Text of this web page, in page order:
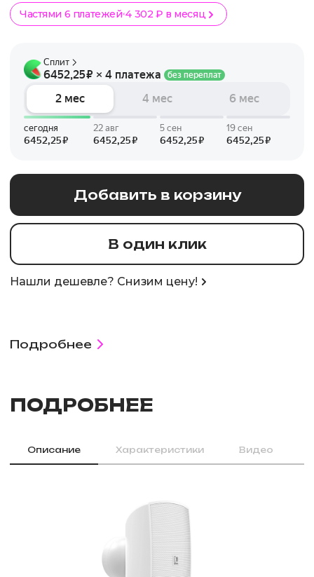
Частями 6 платежей 4 302 ₽ в месяц
Добавить в корзину
В один клик
Нашли дешевле? Снизим цену!
Подробнее
ПОДРОБНЕЕ
Описание Характеристики Видео